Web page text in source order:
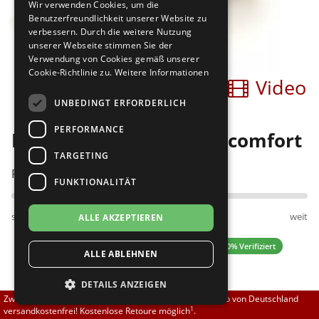
Brautschuhe
Sneaker
Übergrößen 43-44
Flexerinas
Merlet
Nueva Epoca
RayRose
Rummos
Rumpf
SoDanca
TopTanz
Bilder Video
Diamant 140-034-337-A comfort
Passt am besten bei Fußweite:
schmal normal weit
0.00 (0 Bewertungen) ✓ 100% Verifiziert
139,50 EUR 125,55 EUR
Zwischen 70,00 EUR und 800,00 EUR liefern wir innerhalb von Deutschland
versandkostenfrei! Kostenlose Retoure möglich1.
Wir verwenden Cookies, um die
Benutzerfreundlichkeit unserer Website zu
verbessern. Durch die weitere Nutzung
unserer Webseite stimmen Sie der
Verwendung von Cookies gemäß unserer
Cookie-Richtlinie zu. Weitere Informationen
UNBEDINGT ERFORDERLICH
PERFORMANCE
TARGETING
FUNKTIONALITÄT
ALLE AKZEPTIEREN
ALLE ABLEHNEN
DETAILS ANZEIGEN